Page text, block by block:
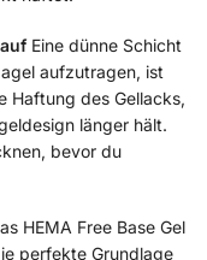
Eine dünne Schicht
aufzutragen, ist
Haftung des Gellacks,
länger hält.
bevor du
HEMA Free Base Gel
perfekte Grundlage